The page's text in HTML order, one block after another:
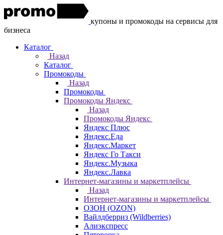
купоны и промокоды на сервисы для
бизнеса
Каталог
Назад
Каталог
Промокоды
Назад
Промокоды
Промокоды Яндекс
Назад
Промокоды Яндекс
Яндекс Плюс
Яндекс.Еда
Яндекс.Маркет
Яндекс Го Такси
Яндекс.Музыка
Яндекс.Лавка
Интернет-магазины и маркетплейсы
Назад
Интернет-магазины и маркетплейсы
ОЗОН (OZON)
Вайлдберриз (Wildberries)
Алиэкспресс